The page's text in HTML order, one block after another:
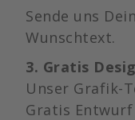
Sende uns
Wunschtext.
3. Gratis
Unser Grafik-
Gratis